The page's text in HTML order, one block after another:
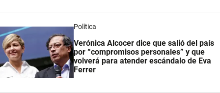
Política
Verónica Alcocer dice que salió del país
por “compromisos personales” y que
volverá para atender escándalo de Eva
Ferrer